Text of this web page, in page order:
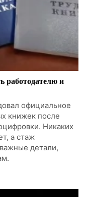
работодателю и
официальное
книжек после
Никаких
а стаж
детали,